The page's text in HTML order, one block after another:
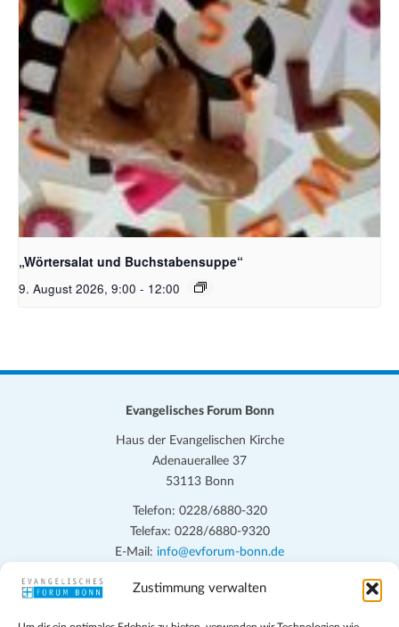
Zustimmung verwalten
Bildquelle_ Pixabay Free_Christoph Meinersmann
„Wörtersalat und Buchstabensuppe“
9. August 2026, 9:00 - 12:00
Evangelisches Forum Bonn
Haus der Evangelischen Kirche
Adenauerallee 37
53113 Bonn
Telefon: 0228/6880-320
Telefax: 0228/6880-9320
E-Mail: info@evforum-bonn.de
Das Evangelische Forum Bonn will in seinen zentralen